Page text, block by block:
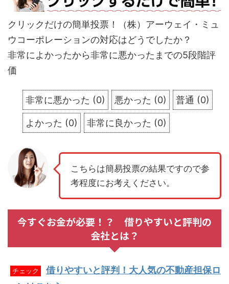
クリックだけの簡単投票！（株）アーウェイ・ミュ
ウコーポレーションの対応はどうでしたか？
非常によかったから非常に悪かったまでの5段階評
価
非常に悪かった (0) 悪かった (0) 普通 (0)
よかった (0) 非常に良かった (0)
こちらは簡易投票の結果ですので参
考程度にお考えください。
今すぐお金が必要！？ 借りやすいと評判の
会社とは？
チェック
借りやすいと評判！大人気の不動産担保ロ